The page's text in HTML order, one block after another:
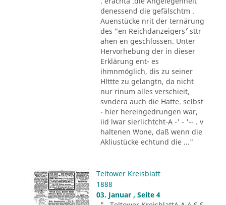
denessend die gefälschtm .
Auenstücke nrit der ternärung
des "en Reichdanzeigers´' sttr
ahen en geschlossen. Unter
Hervorhebung der in dieser
Erklärung ent- es
ihmnmöglich, dis zu seiner
Hlttte zu gelangtn, da nicht
nur rinum alles verschieit,
svndera auch die Hatte. selbst
- hier hereingedrungen war,
iid lwar sierlichtcht-A -' - '-- . v
haltenen Wone, daß wenn die
Akliustücke echtund die ..."
Teltower Kreisblatt
1888
03. Januar , Seite 4